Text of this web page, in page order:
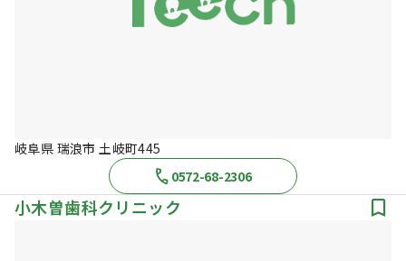
岐阜県 瑞浪市 土岐町445
0572-68-2306
小木曽歯科クリニック